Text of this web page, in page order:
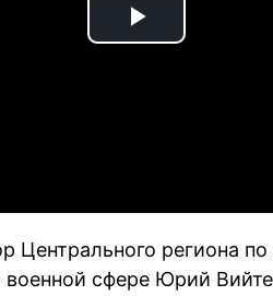
Play
Центрального региона по
сфере Юрий